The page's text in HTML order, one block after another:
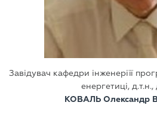
Завідувач кафедри інженеріїї
енергетиці,
КОВАЛЬ Олександр